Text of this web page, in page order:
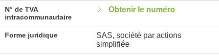
N° de TVA
intracommunautaire
Obtenir le numéro
Forme juridique
SAS, société par actions
simplifiée